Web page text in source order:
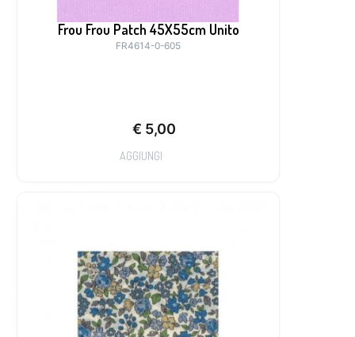
Frou Frou Patch 45X55cm Unito
FR4614-0-605
€ 5,00
AGGIUNGI